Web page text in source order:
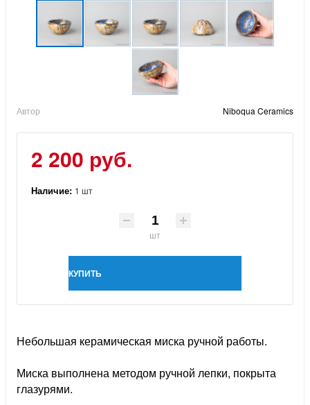
Автор Niboqua Ceramics
2 200 руб.
Наличие: 1 шт
шт
КУПИТЬ
Небольшая керамическая миска ручной работы.
Миска выполнена методом ручной лепки, покрыта
глазурями.